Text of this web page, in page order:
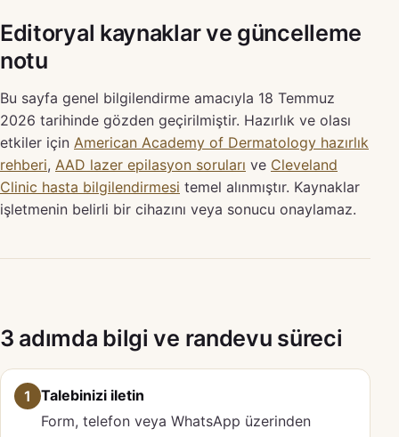
Editoryal kaynaklar ve güncelleme
notu
Bu sayfa genel bilgilendirme amacıyla 18 Temmuz
2026 tarihinde gözden geçirilmiştir. Hazırlık ve olası
etkiler için American Academy of Dermatology hazırlık
rehberi, AAD lazer epilasyon soruları ve Cleveland
Clinic hasta bilgilendirmesi temel alınmıştır. Kaynaklar
işletmenin belirli bir cihazını veya sonucu onaylamaz.
3 adımda bilgi ve randevu süreci
1
Talebinizi iletin
Form, telefon veya WhatsApp üzerinden